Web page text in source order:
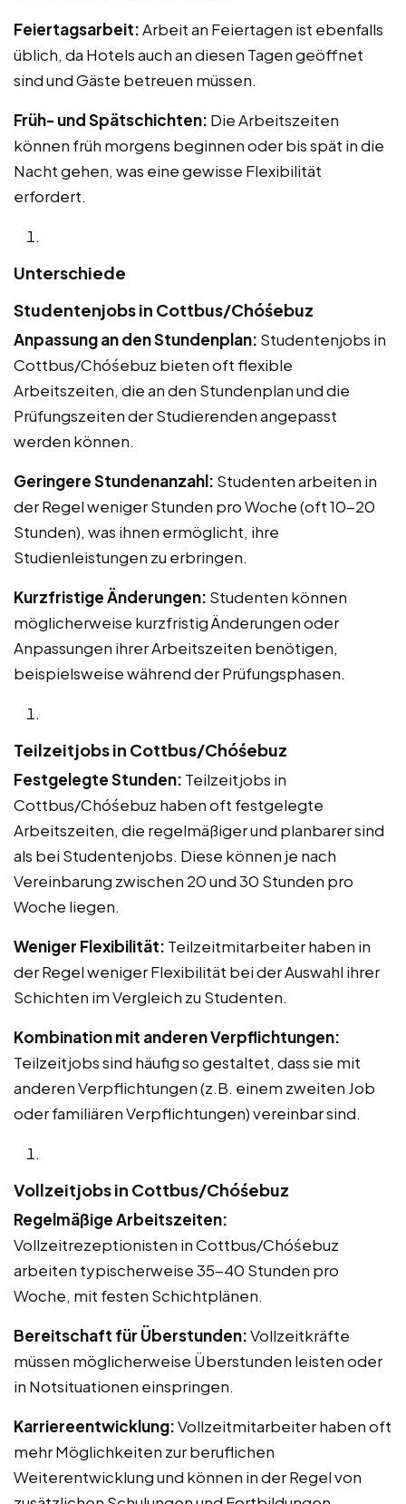
Feiertagsarbeit:Arbeit an Feiertagen ist ebenfalls
üblich, da Hotels auch an diesen Tagen geöffnet
sind und Gäste betreuen müssen.
Früh- und Spätschichten: Die Arbeitszeiten
können früh morgens beginnen oder bis spät in die
Nacht gehen, was eine gewisse Flexibilität
erfordert.
Unterschiede
Studentenjobs in Cottbus/Chóśebuz
Anpassung an den Stundenplan: Studentenjobs in
Cottbus/Chóśebuz bieten oft flexible
Arbeitszeiten, die an den Stundenplan und die
Prüfungszeiten der Studierenden angepasst
werden können.
Geringere Stundenanzahl: Studenten arbeiten in
der Regel weniger Stunden pro Woche (oft 10-20
Stunden), was ihnen ermöglicht, ihre
Studienleistungen zu erbringen.
Kurzfristige Änderungen: Studenten können
möglicherweise kurzfristig Änderungen oder
Anpassungen ihrer Arbeitszeiten benötigen,
beispielsweise während der Prüfungsphasen.
Teilzeitjobs in Cottbus/Chóśebuz
Festgelegte Stunden: Teilzeitjobs in
Cottbus/Chóśebuz haben oft festgelegte
Arbeitszeiten, die regelmäßiger und planbarer sind
als bei Studentenjobs. Diese können je nach
Vereinbarung zwischen 20 und 30 Stunden pro
Woche liegen.
Weniger Flexibilität: Teilzeitmitarbeiter haben in
der Regel weniger Flexibilität bei der Auswahl ihrer
Schichten im Vergleich zu Studenten.
Kombination mit anderen Verpflichtungen:
Teilzeitjobs sind häufig so gestaltet, dass sie mit
anderen Verpflichtungen (z.B. einem zweiten Job
oder familiären Verpflichtungen) vereinbar sind.
Vollzeitjobs in Cottbus/Chóśebuz
Regelmäßige Arbeitszeiten:
Vollzeitrezeptionisten in Cottbus/Chóśebuz
arbeiten typischerweise 35-40 Stunden pro
Woche, mit festen Schichtplänen.
Bereitschaft für Überstunden:Vollzeitkräfte
müssen möglicherweise Überstunden leisten oder
in Notsituationen einspringen.
Karriereentwicklung:Vollzeitmitarbeiter haben oft
mehr Möglichkeiten zur beruflichen
Weiterentwicklung und können in der Regel von